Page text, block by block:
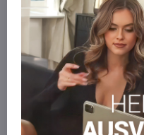
SICHERE ZAHLUNGEN
Gesicherte Online-
Ware auf Lager
Wir versenden sofort
Werden Sie Teil
Werden Sie Teil von
Mitgliedervorteilbei
Der Vorteil wird